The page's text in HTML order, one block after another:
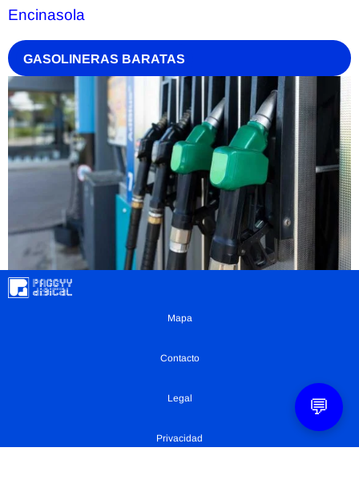
Encinasola
GASOLINERAS BARATAS
Mapa
Contacto
Legal
Privacidad
💬